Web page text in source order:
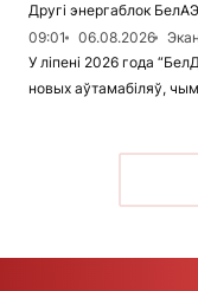
Другі энергаблок
09:01
06.08.2026
У ліпені 2026 года
новых аўтамабіляў,